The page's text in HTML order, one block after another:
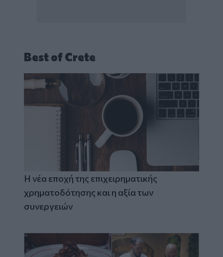
Best of Crete
Η νέα εποχή της επιχειρηματικής
χρηματοδότησης και η αξία των
συνεργειών